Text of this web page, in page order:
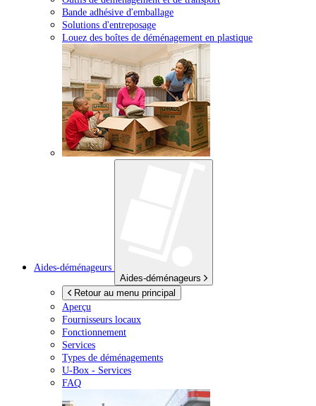
Bande adhésive d'emballage
Solutions d'entreposage
Louez des boîtes de déménagement en plastique
Aides-déménageurs
Aides-déménageurs
Retour au menu principal
Aperçu
Fournisseurs locaux
Fonctionnement
Services
Types de déménagements
U-Box - Services
FAQ